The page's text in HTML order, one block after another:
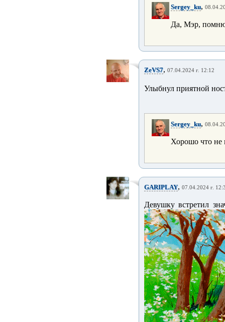
Sergey_ku,
Да, Мэр,
ZeVS7, 07.04.2024 г. 12:12
Улыбнул приятной
Sergey_ku,
Хорошо что не
GARIPLAY, 07.04.2024 г.
Девушку встретил